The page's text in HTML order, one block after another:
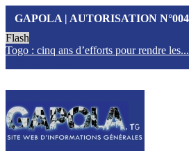
GAPOLA | AUTORISATION
Flash
Togo : cinq ans d’efforts pour rendre les...